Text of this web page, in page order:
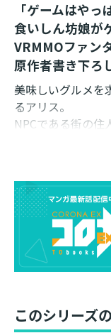
「ゲームはやっ
食いしん坊娘が
VRMMOファン
原作者書き下ろ
美味しいグルメを
るアリス。
NPCである街の住
だが、横柄な他
このままじゃ街が
『NPCもモンスタ
社長の言葉を思
は、ゲーム世界
「ゲームはやっぱ
食いしん坊娘がゲ
このシリーズ